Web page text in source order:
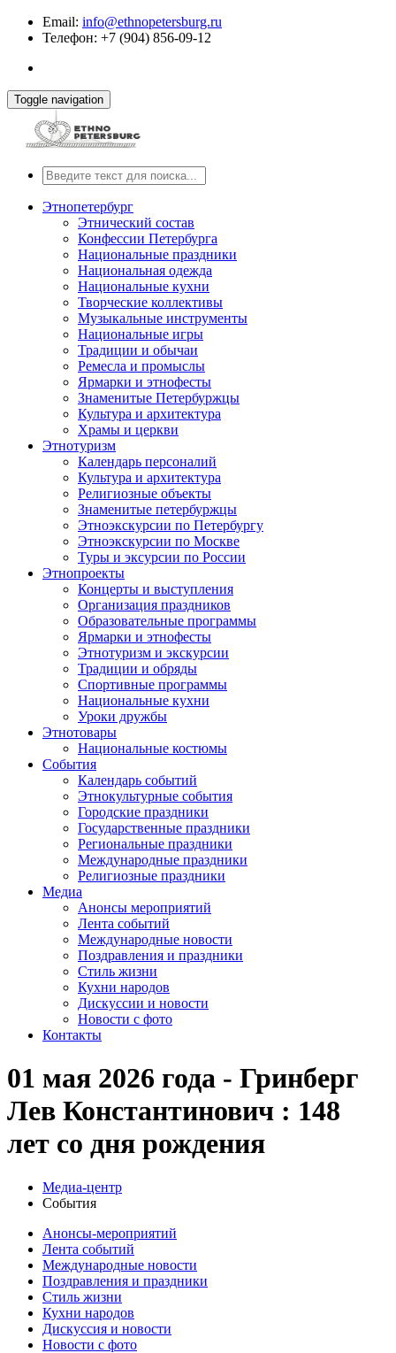
Email: info@ethnopetersburg.ru
Телефон: +7 (904) 856-09-12
Toggle navigation
Этнопетербург
Этнический состав
Конфессии Петербурга
Национальные праздники
Национальная одежда
Национальные кухни
Творческие коллективы
Музыкальные инструменты
Национальные игры
Традиции и обычаи
Ремесла и промыслы
Ярмарки и этнофесты
Знаменитые Петербуржцы
Культура и архитектура
Храмы и церкви
Этнотуризм
Календарь персоналий
Культура и архитектура
Религиозные объекты
Знаменитые петербуржцы
Этноэкскурсии по Петербургу
Этноэкскурсии по Москве
Туры и эксурсии по России
Этнопроекты
Концерты и выступления
Организация праздников
Образовательные программы
Ярмарки и этнофесты
Этнотуризм и экскурсии
Традиции и обряды
Спортивные программы
Национальные кухни
Уроки дружбы
Этнотовары
Национальные костюмы
События
Календарь событий
Этнокультурные события
Городские праздники
Государственные праздники
Региональные праздники
Международные праздники
Религиозные праздники
Медиа
Анонсы мероприятий
Лента событий
Международные новости
Поздравления и праздники
Cтиль жизни
Кухни народов
Дискуссии и новости
Новости с фото
Контакты
01 мая 2026 года - Гринберг
Лев Константинович : 148
лет со дня рождения
Медиа-центр
События
Анонсы-мероприятий
Лента событий
Международные новости
Поздравления и праздники
Cтиль жизни
Кухни народов
Дискуссия и новости
Новости с фото